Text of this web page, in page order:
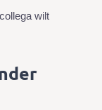
wilt